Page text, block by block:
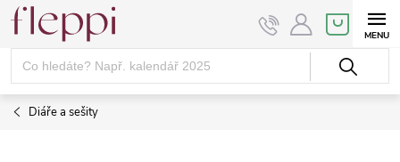
Přejít
obsah
NÁKUPNÍ
KOŠÍK
Diáře a sešity